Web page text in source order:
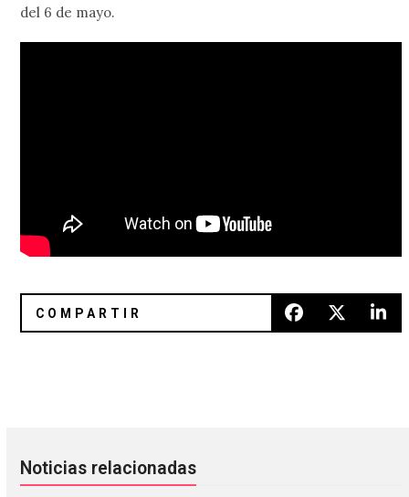
del 6 de mayo.
Noticias relacionadas